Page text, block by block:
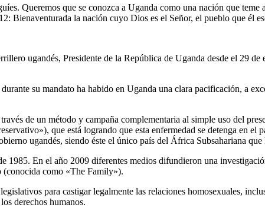
Queremos que se conozca a Uganda como una nación que
Bienaventurada la nación cuyo Dios es el Señor, el pueblo que él
ugandés, Presidente de la República de Uganda desde el 29
su mandato ha habido en Uganda una clara pacificación, a
de un método y campaña complementaria al simple uso del
que está logrando que esta enfermedad se detenga en el
ugandés, siendo éste el único país del África Subsahariana
1985. En el año 2009 diferentes medios difundieron una
(conocida como «The Family»).
para castigar legalmente las relaciones homosexuales,
derechos humanos.